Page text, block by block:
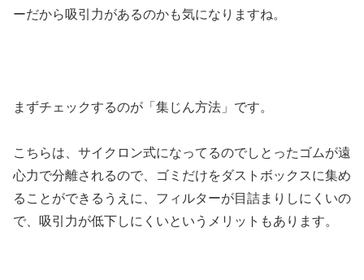
ーだから吸引力があるのかも気になりますね。
まずチェックするのが「集じん方法」です。
こちらは、サイクロン式になってるのでしとったゴムが遠
心力で分離されるので、ゴミだけをダストボックスに集め
ることができるうえに、フィルターが目詰まりしにくいの
で、吸引力が低下しにくいというメリットもあります。